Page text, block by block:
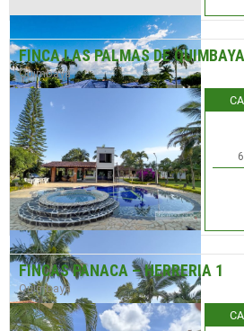
FINCA LAS PALMAS DE QUIMBAYA
Quimbaya
FINCAS PANACA – HERRERIA 1
Quimbaya